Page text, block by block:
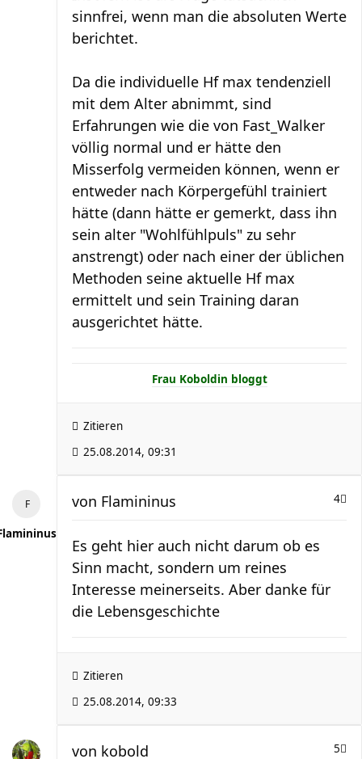
sinnfrei, wenn man die absoluten Werte
berichtet.
Da die individuelle Hf max tendenziell
mit dem Alter abnimmt, sind
Erfahrungen wie die von Fast_Walker
völlig normal und er hätte den
Misserfolg vermeiden können, wenn er
entweder nach Körpergefühl trainiert
hätte (dann hätte er gemerkt, dass ihn
sein alter "Wohlfühlpuls" zu sehr
anstrengt) oder nach einer der üblichen
Methoden seine aktuelle Hf max
ermittelt und sein Training daran
ausgerichtet hätte.
Frau Koboldin bloggt
Zitieren
25.08.2014, 09:31
4
von Flamininus
Es geht hier auch nicht darum ob es
Sinn macht, sondern um reines
Interesse meinerseits. Aber danke für
die Lebensgeschichte
Zitieren
25.08.2014, 09:33
5
von kobold